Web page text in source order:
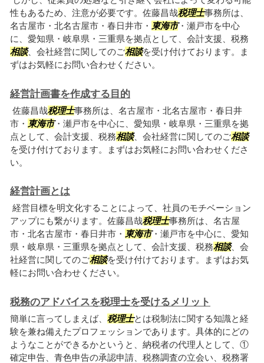
性もあるため、注意が必要です。佐藤昌哉税理士事務所は、
名古屋市・北名古屋市・春日井市・ 東海市・瀬戸市を中心
に、愛知県・岐阜県・三重県を拠点として、会計支援、税務
相談、会社経営に関してのご相談を受け付けております。ま
ずはお気軽にお問い合わせください。
経営計画書を作成する目的
佐藤昌哉税理士事務所は、名古屋市・北名古屋市・春日井
市・ 東海市・瀬戸市を中心に、愛知県・岐阜県・三重県を拠
点として、会計支援、税務相談、会社経営に関してのご相談
を受け付けております。まずはお気軽にお問い合わせくださ
い。
経営計画とは
経営目標を明文化することによって、社員のモチベーション
アップにも繋がります。佐藤昌哉税理士事務所は、名古屋
市・北名古屋市・春日井市・ 東海市・瀬戸市を中心に、愛知
県・岐阜県・三重県を拠点として、会計支援、税務相談、会
社経営に関してのご相談を受け付けております。まずはお気
軽にお問い合わせください。
税務のアドバイスを税理士を受けるメリット
簡単に言ってしまえば、 税理士とは税制法に関する知識と経
験を兼ね備えたプロフェッションであります。具体的にどの
ようなことができるかというと、納税者の代理人として、①
確定申告、青色申告の承認申請、税務調査の立会い、税務署